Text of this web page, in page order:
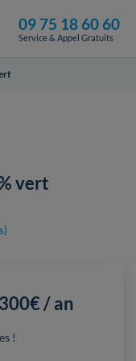
09 75 18 60 60
Service & Appel Gratuits
vert
300€ / an
!